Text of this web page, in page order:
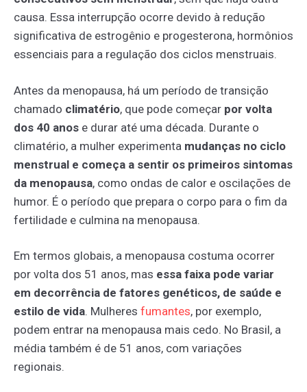
causa. Essa interrupção ocorre devido à redução
significativa de estrogênio e progesterona, hormônios
essenciais para a regulação dos ciclos menstruais.
Antes da menopausa, há um período de transição
chamado climatério, que pode começar por volta
dos 40 anos e durar até uma década. Durante o
climatério, a mulher experimenta mudanças no ciclo
menstrual e começa a sentir os primeiros sintomas
da menopausa, como ondas de calor e oscilações de
humor. É o período que prepara o corpo para o fim da
fertilidade e culmina na menopausa.
Em termos globais, a menopausa costuma ocorrer
por volta dos 51 anos, mas essa faixa pode variar
em decorrência de fatores genéticos, de saúde e
estilo de vida. Mulheres fumantes, por exemplo,
podem entrar na menopausa mais cedo. No Brasil, a
média também é de 51 anos, com variações
regionais.